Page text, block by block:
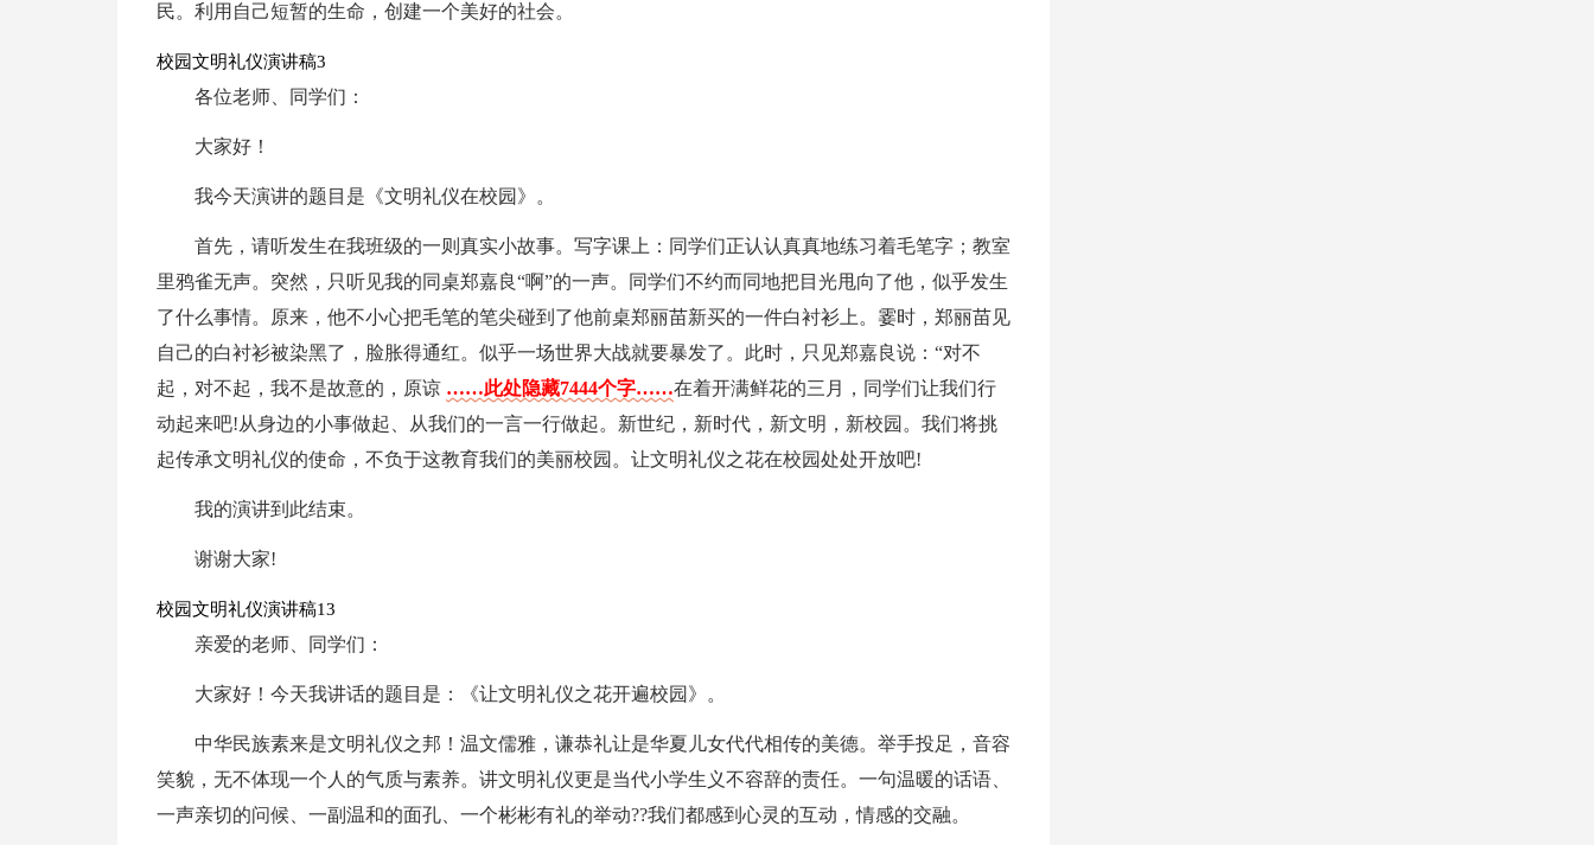
民。利用自己短暂的生命，创建一个美好的社会。
校园文明礼仪演讲稿3
各位老师、同学们：
大家好！
我今天演讲的题目是《文明礼仪在校园》。
首先，请听发生在我班级的一则真实小故事。写字课上：同学们正认认真真地练习着毛笔字；教室
里鸦雀无声。突然，只听见我的同桌郑嘉良“啊”的一声。同学们不约而同地把目光甩向了他，似乎发生
了什么事情。原来，他不小心把毛笔的笔尖碰到了他前桌郑丽苗新买的一件白衬衫上。霎时，郑丽苗见
自己的白衬衫被染黑了，脸胀得通红。似乎一场世界大战就要暴发了。此时，只见郑嘉良说：“对不
起，对不起，我不是故意的，原谅 ……此处隐藏7444个字……在着开满鲜花的三月，同学们让我们行
动起来吧!从身边的小事做起、从我们的一言一行做起。新世纪，新时代，新文明，新校园。我们将挑
起传承文明礼仪的使命，不负于这教育我们的美丽校园。让文明礼仪之花在校园处处开放吧!
我的演讲到此结束。
谢谢大家!
校园文明礼仪演讲稿13
亲爱的老师、同学们：
大家好！今天我讲话的题目是：《让文明礼仪之花开遍校园》。
中华民族素来是文明礼仪之邦！温文儒雅，谦恭礼让是华夏儿女代代相传的美德。举手投足，音容
笑貌，无不体现一个人的气质与素养。讲文明礼仪更是当代小学生义不容辞的责任。一句温暖的话语、
一声亲切的问候、一副温和的面孔、一个彬彬有礼的举动??我们都感到心灵的互动，情感的交融。